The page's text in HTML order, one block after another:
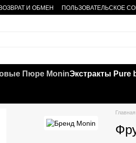
ВОЗВРАТ И ОБМЕН ПОЛЬЗОВАТЕЛЬСКОЕ
Пюре MoninЭкстракты Pure
Главная